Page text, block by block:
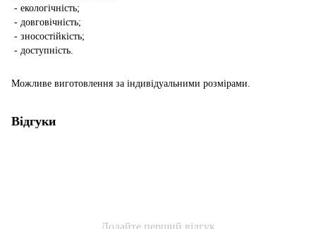
- екологічність;
- довговічність;
- зносостійкість;
- доступність.
Можливе виготовлення за індивідуальними розмірами.
Відгуки
Додайте перший відгук